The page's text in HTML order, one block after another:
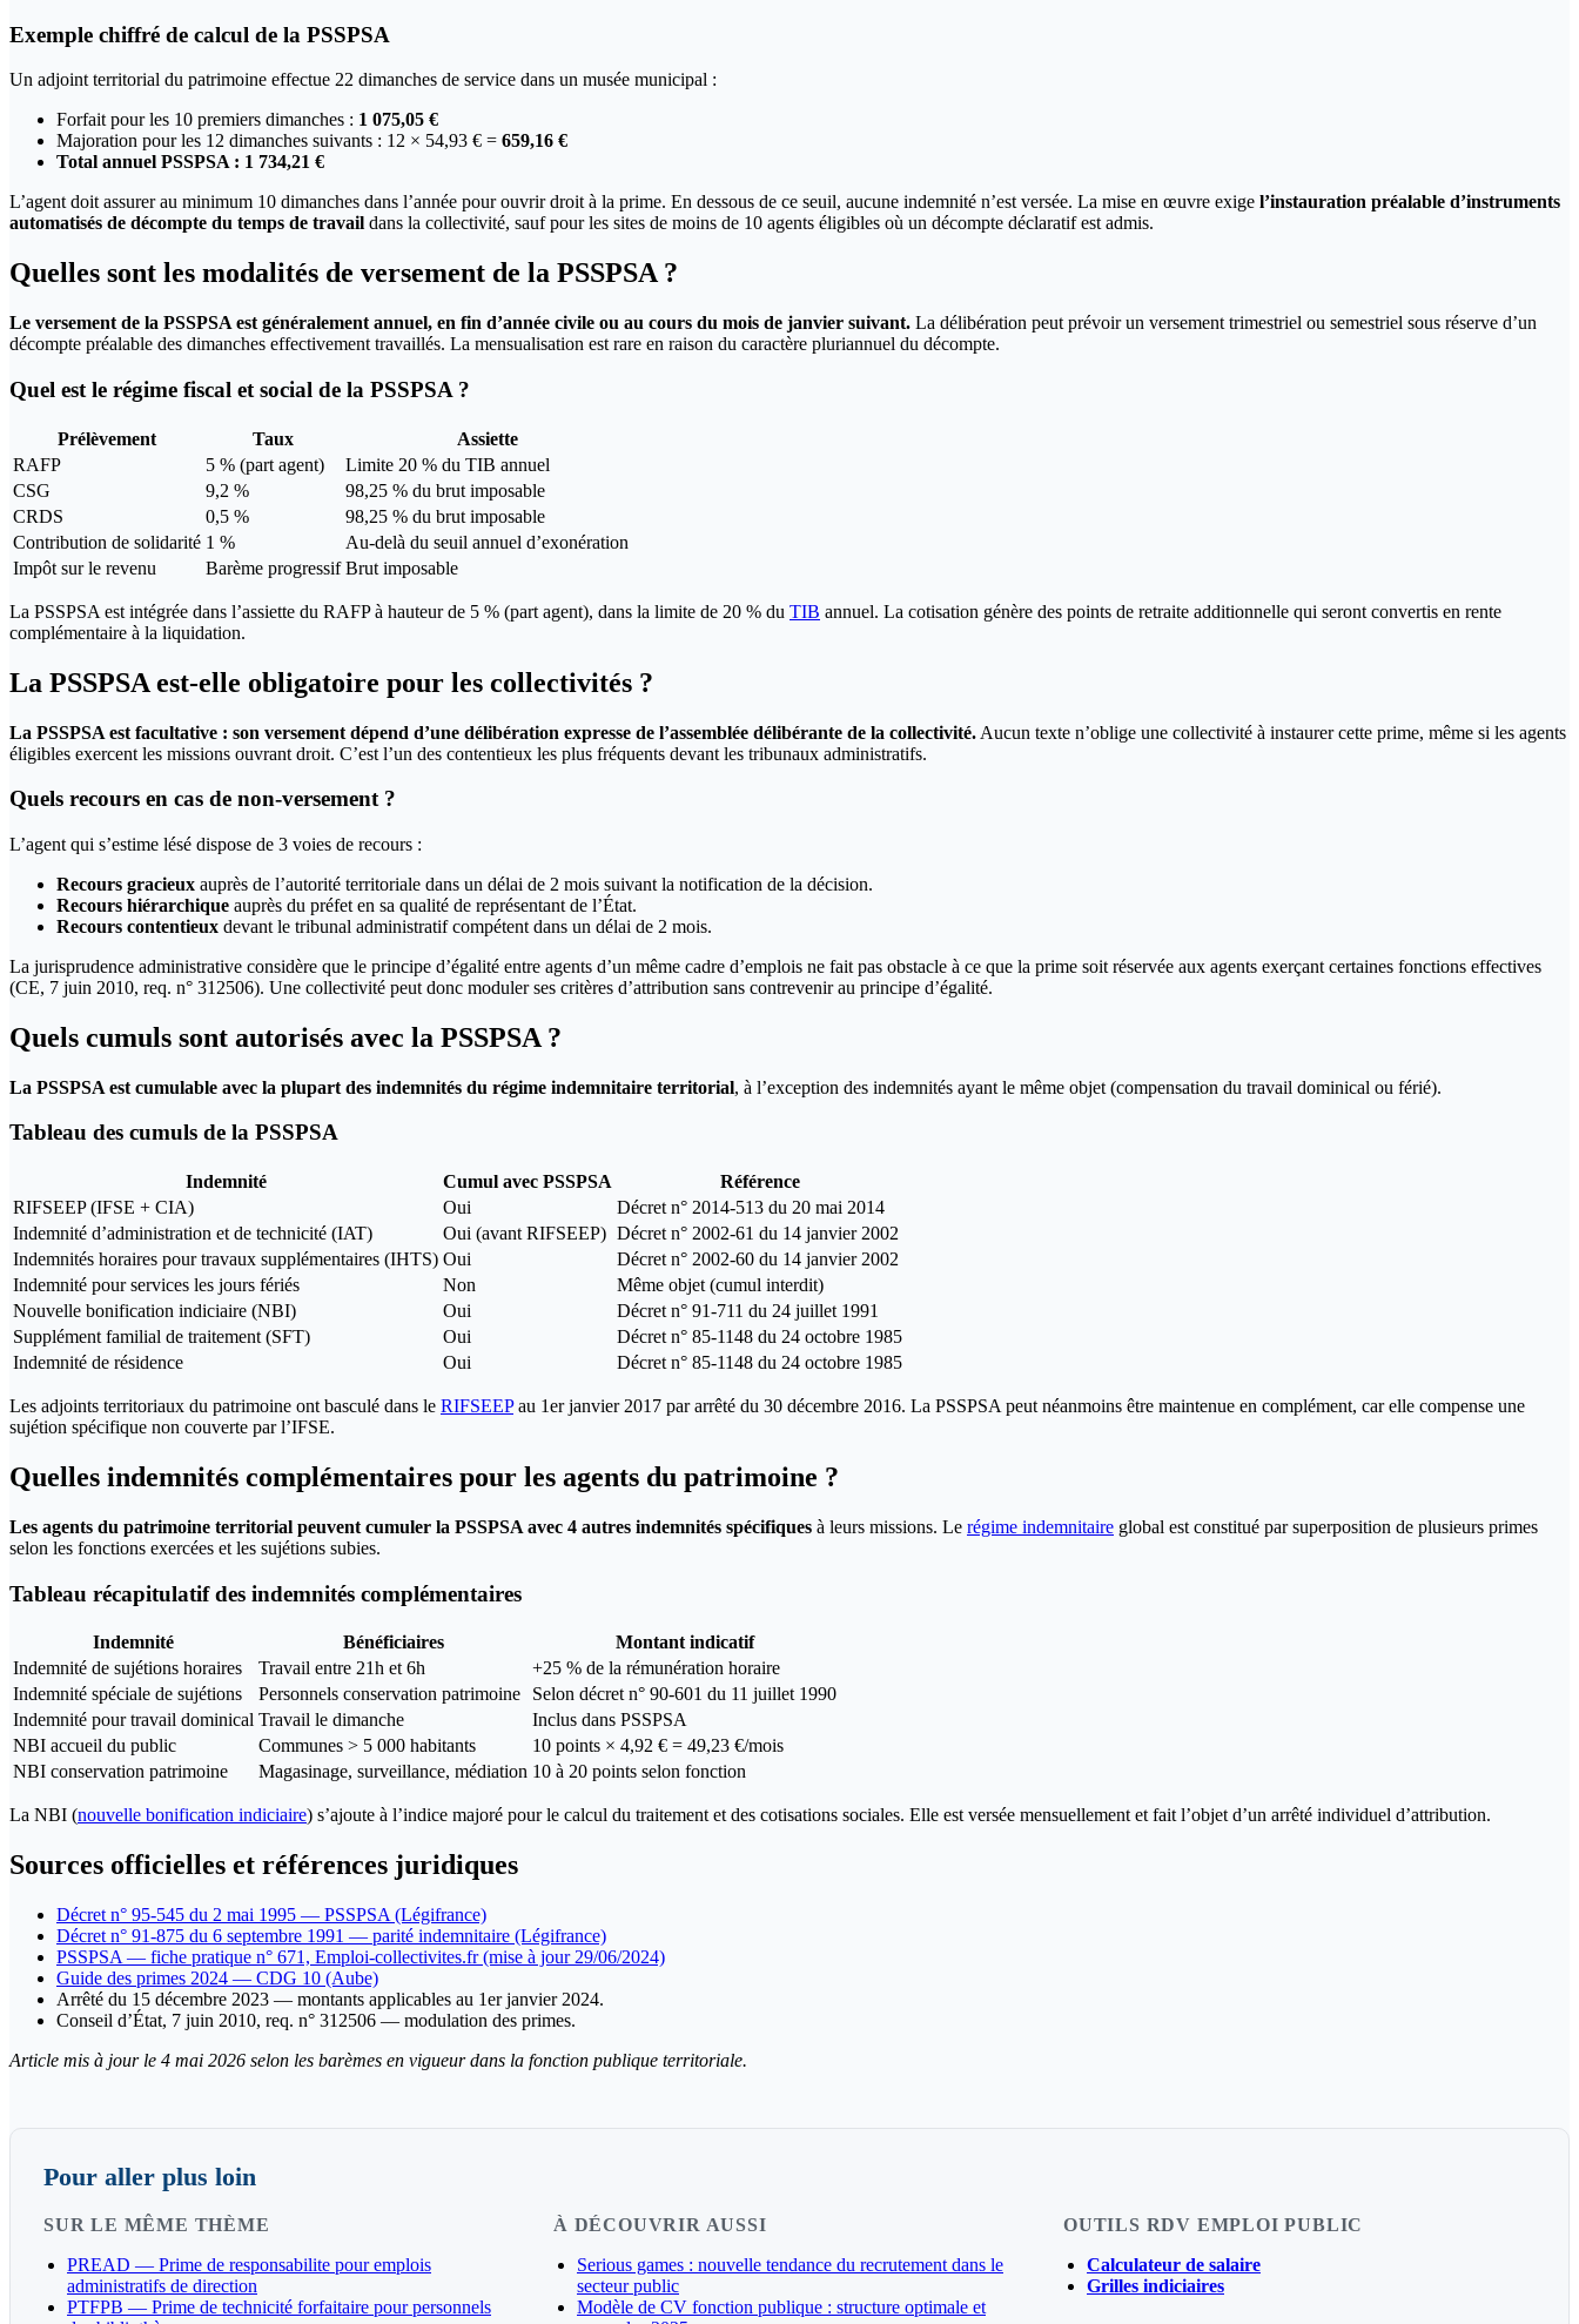
Exemple chiffré de calcul de la PSSPSA
Un adjoint territorial du patrimoine effectue 22 dimanches de service dans un musée municipal :
Forfait pour les 10 premiers dimanches : 1 075,05 €
Majoration pour les 12 dimanches suivants : 12 × 54,93 € = 659,16 €
Total annuel PSSPSA : 1 734,21 €
L’agent doit assurer au minimum 10 dimanches dans l’année pour ouvrir droit à la prime. En dessous de ce seuil, aucune indemnité n’est versée. La mise en œuvre exige l’instauration préalable d’instruments
automatisés de décompte du temps de travail dans la collectivité, sauf pour les sites de moins de 10 agents éligibles où un décompte déclaratif est admis.
Quelles sont les modalités de versement de la PSSPSA ?
Le versement de la PSSPSA est généralement annuel, en fin d’année civile ou au cours du mois de janvier suivant. La délibération peut prévoir un versement trimestriel ou semestriel sous réserve d’un
décompte préalable des dimanches effectivement travaillés. La mensualisation est rare en raison du caractère pluriannuel du décompte.
Quel est le régime fiscal et social de la PSSPSA ?
Prélèvement Taux
Assiette
RAFP
5 % (part agent)
Limite 20 % du TIB annuel
CSG
9,2 %
98,25 % du brut imposable
CRDS
0,5 %
98,25 % du brut imposable
Contribution de solidarité 1 %
Au-delà du seuil annuel d’exonération
Impôt sur le revenu
Barème progressif Brut imposable
La PSSPSA est intégrée dans l’assiette du RAFP à hauteur de 5 % (part agent), dans la limite de 20 % du TIB annuel. La cotisation génère des points de retraite additionnelle qui seront convertis en rente
complémentaire à la liquidation.
La PSSPSA est-elle obligatoire pour les collectivités ?
La PSSPSA est facultative : son versement dépend d’une délibération expresse de l’assemblée délibérante de la collectivité. Aucun texte n’oblige une collectivité à instaurer cette prime, même si les agents
éligibles exercent les missions ouvrant droit. C’est l’un des contentieux les plus fréquents devant les tribunaux administratifs.
Quels recours en cas de non-versement ?
L’agent qui s’estime lésé dispose de 3 voies de recours :
Recours gracieux auprès de l’autorité territoriale dans un délai de 2 mois suivant la notification de la décision.
Recours hiérarchique auprès du préfet en sa qualité de représentant de l’État.
Recours contentieux devant le tribunal administratif compétent dans un délai de 2 mois.
La jurisprudence administrative considère que le principe d’égalité entre agents d’un même cadre d’emplois ne fait pas obstacle à ce que la prime soit réservée aux agents exerçant certaines fonctions effectives
(CE, 7 juin 2010, req. n° 312506). Une collectivité peut donc moduler ses critères d’attribution sans contrevenir au principe d’égalité.
Quels cumuls sont autorisés avec la PSSPSA ?
La PSSPSA est cumulable avec la plupart des indemnités du régime indemnitaire territorial, à l’exception des indemnités ayant le même objet (compensation du travail dominical ou férié).
Tableau des cumuls de la PSSPSA
Indemnité Cumul avec PSSPSA
Référence
RIFSEEP (IFSE + CIA)
Oui
Décret n° 2014-513 du 20 mai 2014
Indemnité d’administration et de technicité (IAT)
Oui (avant RIFSEEP) Décret n° 2002-61 du 14 janvier 2002
Indemnités horaires pour travaux supplémentaires (IHTS) Oui
Décret n° 2002-60 du 14 janvier 2002
Indemnité pour services les jours fériés
Non
Même objet (cumul interdit)
Nouvelle bonification indiciaire (NBI)
Oui
Décret n° 91-711 du 24 juillet 1991
Supplément familial de traitement (SFT)
Oui
Décret n° 85-1148 du 24 octobre 1985
Indemnité de résidence
Oui Décret n° 85-1148 du 24 octobre 1985
Les adjoints territoriaux du patrimoine ont basculé dans le RIFSEEPau 1er janvier 2017 par arrêté du 30 décembre 2016. La PSSPSA peut néanmoins être maintenue en complément, car elle compense une
sujétion spécifique non couverte par l’IFSE.
Quelles indemnités complémentaires pour les agents du patrimoine ?
Les agents du patrimoine territorial peuvent cumuler la PSSPSA avec 4 autres indemnités spécifiques à leurs missions. Le régime indemnitaire global est constitué par superposition de plusieurs primes
selon les fonctions exercées et les sujétions subies.
Tableau récapitulatif des indemnités complémentaires
Indemnité Bénéficiaires
Montant indicatif
Indemnité de sujétions horaires
Travail entre 21h et 6h
+25 % de la rémunération horaire
Indemnité spéciale de sujétions
Personnels conservation patrimoine
Selon décret n° 90-601 du 11 juillet 1990
Indemnité pour travail dominical Travail le dimanche
Inclus dans PSSPSA
NBI accueil du public
Communes > 5 000 habitants
10 points × 4,92 € = 49,23 €/mois
NBI conservation patrimoine
Magasinage, surveillance, médiation 10 à 20 points selon fonction
La NBI (nouvelle bonification indiciaire) s’ajoute à l’indice majoré pour le calcul du traitement et des cotisations sociales. Elle est versée mensuellement et fait l’objet d’un arrêté individuel d’attribution.
Sources officielles et références juridiques
Décret n° 95-545 du 2 mai 1995 — PSSPSA (Légifrance)
Décret n° 91-875 du 6 septembre 1991 — parité indemnitaire (Légifrance)
PSSPSA — fiche pratique n° 671, Emploi-collectivites.fr (mise à jour 29/06/2024)
Guide des primes 2024 — CDG 10 (Aube)
Arrêté du 15 décembre 2023 — montants applicables au 1er janvier 2024.
Conseil d’État, 7 juin 2010, req. n° 312506 — modulation des primes.
Article mis à jour le 4 mai 2026 selon les barèmes en vigueur dans la fonction publique territoriale.
Pour aller plus loin
SUR LE MÊME THÈME
PREAD — Prime de responsabilite pour emplois
administratifs de direction
PTFPB — Prime de technicité forfaitaire pour personnels
À DÉCOUVRIR AUSSI
Serious games : nouvelle tendance du recrutement dans le
secteur public
Modèle de CV fonction publique : structure optimale et
OUTILS RDV EMPLOI PUBLIC
Calculateur de salaire
Grilles indiciaires